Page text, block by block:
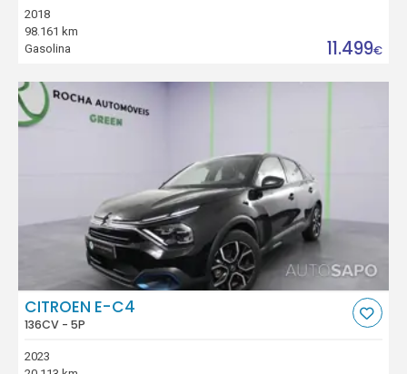
2018
98.161 km
Gasolina
11.499€
CITROEN E-C4
136CV - 5P
2023